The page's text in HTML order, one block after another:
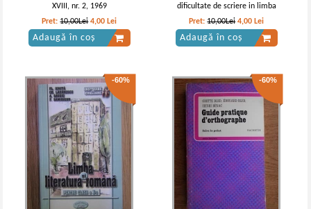
XVIII, nr. 2, 1969
Pret:10,00Lei 4,00 Lei
Adaugă în coș
dificultate de scriere in limba
romana
Pret:10,00Lei 4,00 Lei
Adaugă în coș
-60% -60%